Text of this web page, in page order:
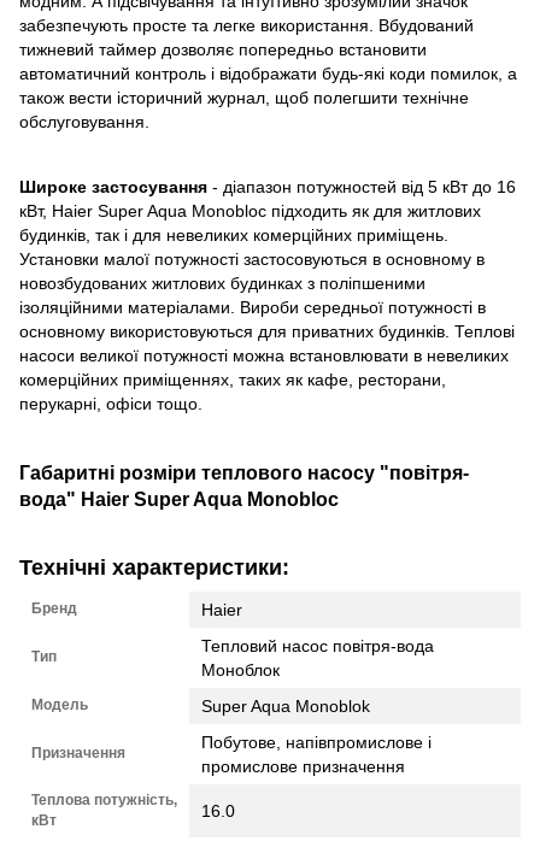
забезпечують просте та легке використання. Вбудований
тижневий таймер дозволяє попередньо встановити
автоматичний контроль і відображати будь-які коди помилок, а
також вести історичний журнал, щоб полегшити технічне
обслуговування.
Широке застосування - діапазон потужностей від 5 кВт до 16
кВт, Haier Super Aqua Monobloc підходить як для житлових
будинків, так і для невеликих комерційних приміщень.
Установки малої потужності застосовуються в основному в
новозбудованих житлових будинках з поліпшеними
ізоляційними матеріалами. Вироби середньої потужності в
основному використовуються для приватних будинків. Теплові
насоси великої потужності можна встановлювати в невеликих
комерційних приміщеннях, таких як кафе, ресторани,
перукарні, офіси тощо.
Габаритні розміри теплового насосу "повітря-
вода" Haier Super Aqua Monobloc
Технічні характеристики:
Бренд Haier
Тип
Тепловий насос повітря-вода
Моноблок
Модель Super Aqua Monoblok
Призначення
Побутове, напівпромислове і
промислове призначення
Теплова потужність,
кВт
16.0